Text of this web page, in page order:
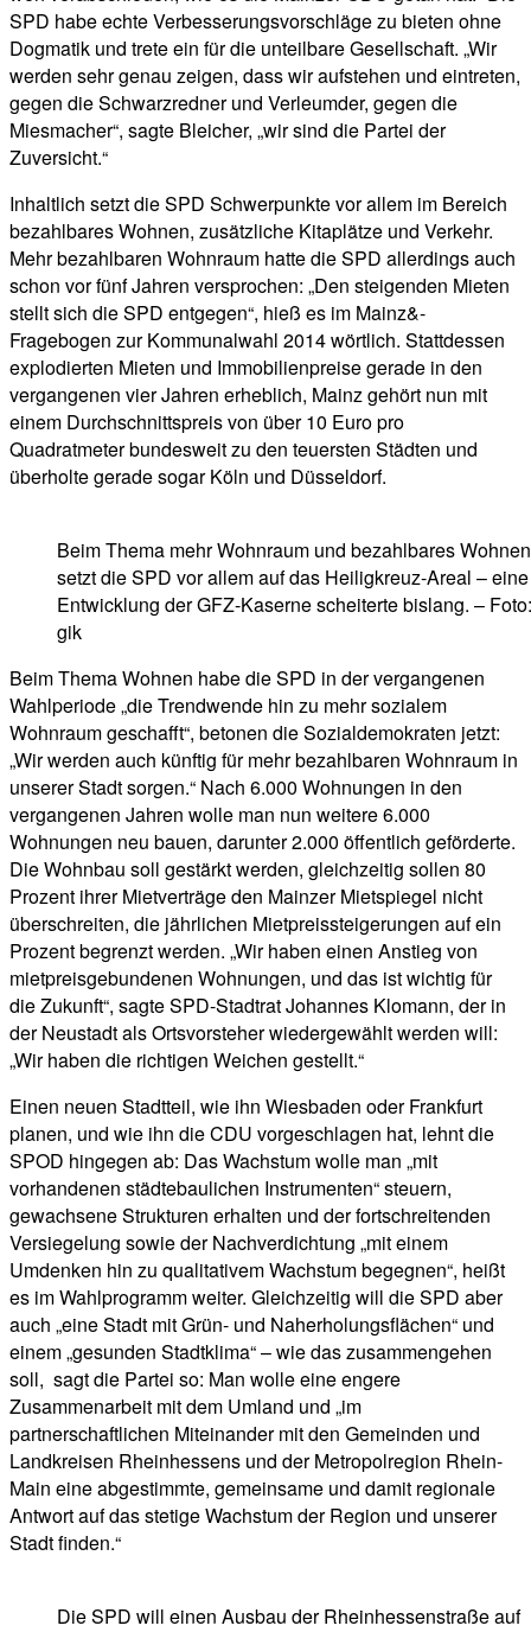
SPD habe echte Verbesserungsvorschläge zu bieten ohne
Dogmatik und trete ein für die unteilbare Gesellschaft. „Wir
werden sehr genau zeigen, dass wir aufstehen und eintreten,
gegen die Schwarzredner und Verleumder, gegen die
Miesmacher“, sagte Bleicher, „wir sind die Partei der
Zuversicht.“
Inhaltlich setzt die SPD Schwerpunkte vor allem im Bereich
bezahlbares Wohnen, zusätzliche Kitaplätze und Verkehr.
Mehr bezahlbaren Wohnraum hatte die SPD allerdings auch
schon vor fünf Jahren versprochen: „Den steigenden Mieten
stellt sich die SPD entgegen“, hieß es im Mainz&-
Fragebogen zur Kommunalwahl 2014 wörtlich. Stattdessen
explodierten Mieten und Immobilienpreise gerade in den
vergangenen vier Jahren erheblich, Mainz gehört nun mit
einem Durchschnittspreis von über 10 Euro pro
Quadratmeter bundesweit zu den teuersten Städten und
überholte gerade sogar Köln und Düsseldorf.
Beim Thema mehr Wohnraum und bezahlbares Wohnen
setzt die SPD vor allem auf das Heiligkreuz-Areal – eine
Entwicklung der GFZ-Kaserne scheiterte bislang. – Foto:
gik
Beim Thema Wohnen habe die SPD in der vergangenen
Wahlperiode „die Trendwende hin zu mehr sozialem
Wohnraum geschafft“, betonen die Sozialdemokraten jetzt:
„Wir werden auch künftig für mehr bezahlbaren Wohnraum in
unserer Stadt sorgen.“ Nach 6.000 Wohnungen in den
vergangenen Jahren wolle man nun weitere 6.000
Wohnungen neu bauen, darunter 2.000 öffentlich geförderte.
Die Wohnbau soll gestärkt werden, gleichzeitig sollen 80
Prozent ihrer Mietverträge den Mainzer Mietspiegel nicht
überschreiten, die jährlichen Mietpreissteigerungen auf ein
Prozent begrenzt werden. „Wir haben einen Anstieg von
mietpreisgebundenen Wohnungen, und das ist wichtig für
die Zukunft“, sagte SPD-Stadtrat Johannes Klomann, der in
der Neustadt als Ortsvorsteher wiedergewählt werden will:
„Wir haben die richtigen Weichen gestellt.“
Einen neuen Stadtteil, wie ihn Wiesbaden oder Frankfurt
planen, und wie ihn die CDU vorgeschlagen hat, lehnt die
SPOD hingegen ab: Das Wachstum wolle man „mit
vorhandenen städtebaulichen Instrumenten“ steuern,
gewachsene Strukturen erhalten und der fortschreitenden
Versiegelung sowie der Nachverdichtung „mit einem
Umdenken hin zu qualitativem Wachstum begegnen“, heißt
es im Wahlprogramm weiter. Gleichzeitig will die SPD aber
auch „eine Stadt mit Grün- und Naherholungsflächen“ und
einem „gesunden Stadtklima“ – wie das zusammengehen
soll, sagt die Partei so: Man wolle eine engere
Zusammenarbeit mit dem Umland und „im
partnerschaftlichen Miteinander mit den Gemeinden und
Landkreisen Rheinhessens und der Metropolregion Rhein-
Main eine abgestimmte, gemeinsame und damit regionale
Antwort auf das stetige Wachstum der Region und unserer
Stadt finden.“
Die SPD will einen Ausbau der Rheinhessenstraße auf